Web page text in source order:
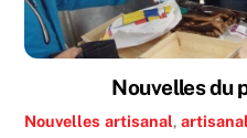
Nouvelles du
Nouvelles artisanal,artisanal